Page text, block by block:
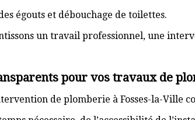
égouts et débouchage de toilettes.
un travail professionnel, une
pour vos travaux de
de plomberie à Fosses-la-Ville